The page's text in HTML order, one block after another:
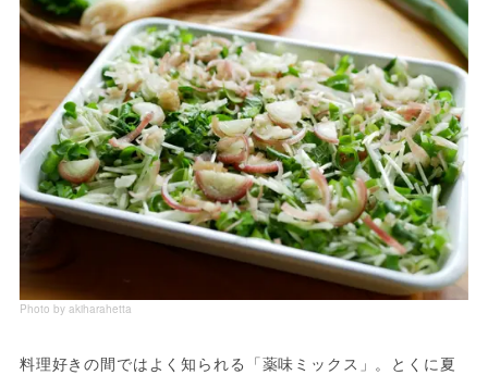
Photo by akiharahetta
料理好きの間ではよく知られる「薬味ミックス」。とくに夏